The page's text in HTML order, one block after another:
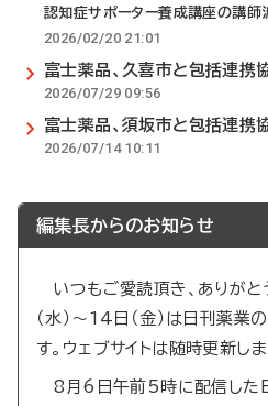
認知症サポーター養成講座の講師
2026/02/20 21:01
富士薬品、久喜市と包括連携
2026/07/29 09:56
富士薬品、須坂市と包括連携
2026/07/14 10:11
編集長からのお知らせ
いつもご愛読頂き、ありがと
（水）～14日（金）は日刊薬業
す。ウェブサイトは随時更新しま
8月6日午前5時に配信したE